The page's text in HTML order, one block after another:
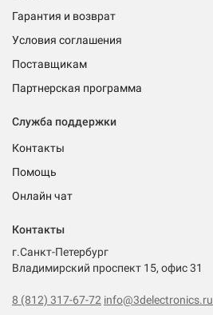
Гарантия и возврат
Условия соглашения
Поставщикам
Партнерская программа
Служба поддержки
Контакты
Помощь
Онлайн чат
Контакты
г.Санкт-Петербург
Владимирский проспект 15, офис 31
8 (812) 317-67-72 info@3delectronics.ru